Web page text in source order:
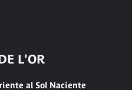
L'OR
al Sol Naciente